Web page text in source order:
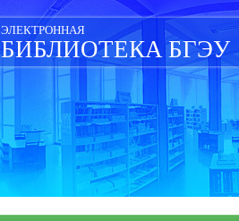
ЭЛЕКТРОННАЯ
БИБЛИОТЕКА БГЭУ